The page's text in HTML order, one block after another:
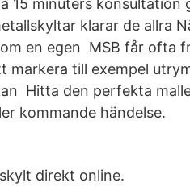
15 minuters konsultation
klarar de allra
en egen MSB får ofta
till exempel
Hitta den perfekta
kommande händelse.
direkt online.